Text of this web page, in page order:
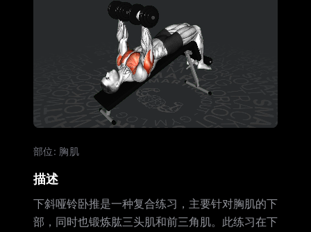
部位: 胸肌
描述
下斜哑铃卧推是一种复合练习，主要针对胸肌的下
部，同时也锻炼肱三头肌和前三角肌。此练习在下